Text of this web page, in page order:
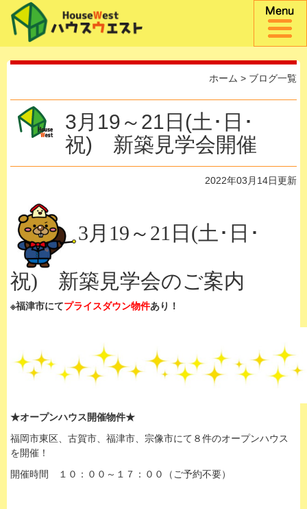
ホーム > ブログ一覧
3月19～21日(土･日･
祝) 新築見学会開催
2022年03月14日更新
3月19～21日(土･日･
祝) 新築見学会のご案内
※福津市にてプライスダウン物件あり！
★オープンハウス開催物件★
福岡市東区、古賀市、福津市、宗像市にて８件のオープンハウス
を開催！
開催時間 １０：００～１７：００（ご予約不要）